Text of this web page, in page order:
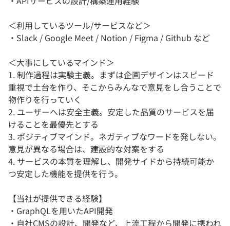
＜利用しているツール/サービスなど＞
・Slack / Google Meet / Notion / Figma / Github など
＜大事にしているマインド＞
1. 制作過程は実験主義。まずは企画デザインはスピード
重視で土台を作り、そこからみんなで意見をし合うことで
物作りを行っていく
2. ユーザーへは安全主義。安定した品質のサービスを届
けることを最優先とする
3. ポジティブマインド。ネガティブなワードを発しない。
意見が異なる場合は、建設的な対案をする
4. サービスの本質を理解し、開発サイドから持続可能か
つ安定した機能を提供を行う。
【当社が提供できる経験】
・GraphQLを用いたAPI開発
・自社CMSの設計、開発など、上流工程から開発に携われ